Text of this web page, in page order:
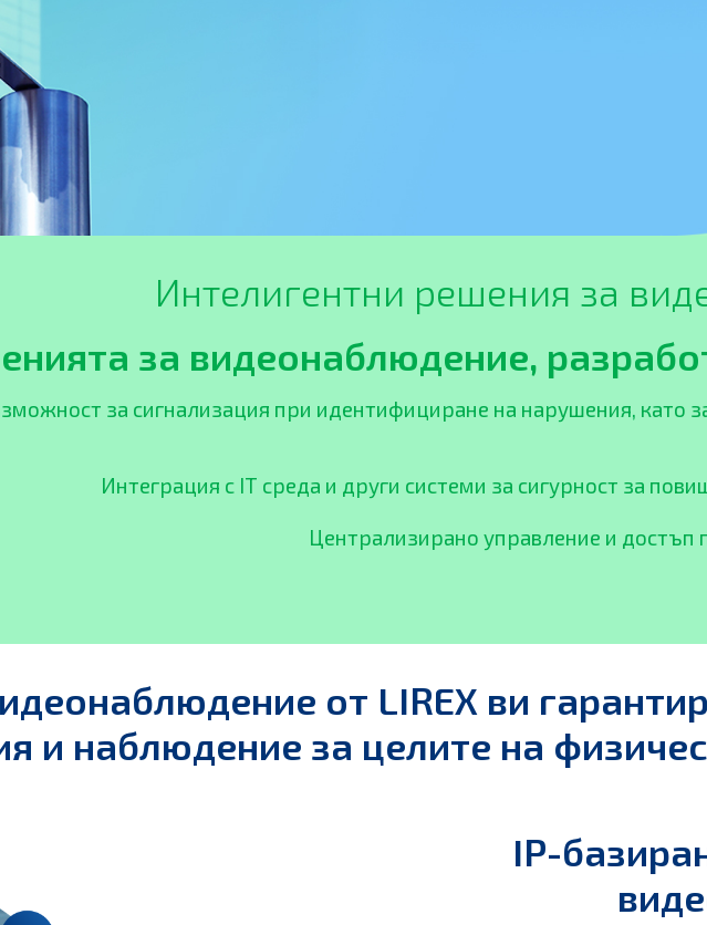
Интелигентни решения за
за видеонаблюдение,
за сигнализация при идентифициране на нарушения, като
Интеграция с IT среда и други системи за сигурност за
Централизирано управление и достъп
от LIREX ви
и наблюдение за целите на
IP-